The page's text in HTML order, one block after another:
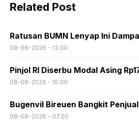
Related Post
Ratusan BUMN Lenyap Ini
08-08-2026 - 13.00
Pinjol RI Diserbu Modal Asing
08-08-2026 - 10.00
Bugenvil Bireuen Bangkit
08-08-2026 - 07.00